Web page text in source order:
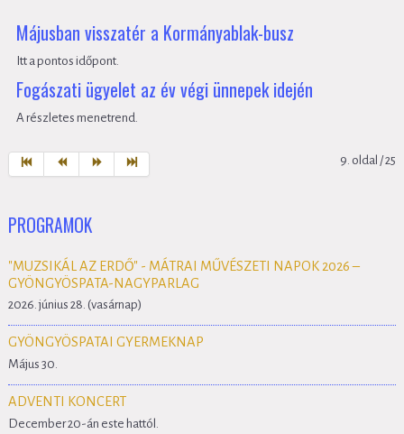
Májusban visszatér a Kormányablak-busz
Itt a pontos időpont.
Fogászati ügyelet az év végi ünnepek idején
A részletes menetrend.
9. oldal / 25
PROGRAMOK
"MUZSIKÁL AZ ERDŐ" - MÁTRAI MŰVÉSZETI NAPOK 2026 –
GYÖNGYÖSPATA-NAGYPARLAG
2026. június 28. (vasárnap)
GYÖNGYÖSPATAI GYERMEKNAP
Május 30.
ADVENTI KONCERT
December 20-án este hattól.